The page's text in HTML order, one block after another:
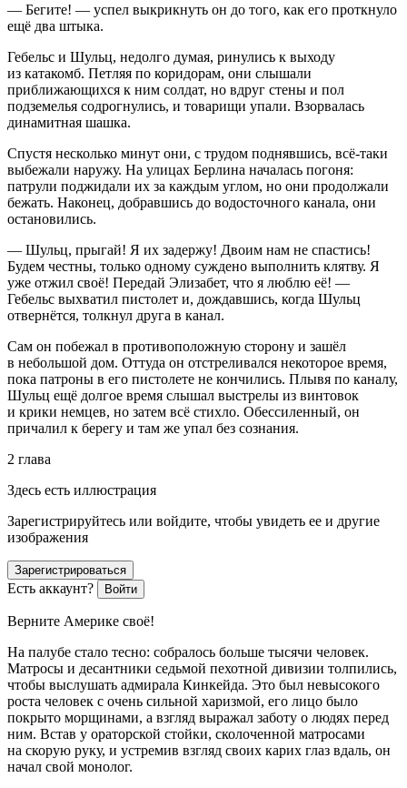
— Бегите! — успел выкрикнуть он до того, как его проткнуло
ещё два штыка.
Гебельс и Шульц, недолго думая, ринулись к выходу
из катакомб. Петляя по коридорам, они слышали
приближающихся к ним солдат, но вдруг стены и пол
подземелья содрогнулись, и товарищи упали. Взорвалась
динамитная шашка.
Спустя несколько минут они, с трудом поднявшись, всё-таки
выбежали наружу. На улицах Берлина началась погоня:
патрули поджидали их за каждым углом, но они продолжали
бежать. Наконец, добравшись до водосточного канала, они
остановились.
— Шульц, прыгай! Я их задержу! Двоим нам не спастись!
Будем честны, только одному суждено выполнить клятву. Я
уже отжил своё! Передай Элизабет, что я люблю её! —
Гебельс выхватил пистолет и, дождавшись, когда Шульц
отвернётся, толкнул друга в канал.
Сам он побежал в противоположную сторону и зашёл
в небольшой дом. Оттуда он отстреливался некоторое время,
пока патроны в его пистолете не кончились. Плывя по каналу,
Шульц ещё долгое время слышал выстрелы из винтовок
и крики немцев, но затем всё стихло. Обессиленный, он
причалил к берегу и там же упал без сознания.
2 глава
Здесь есть иллюстрация
Зарегистрируйтесь или войдите, чтобы увидеть ее и другие
изображения
Зарегистрироваться
Есть аккаунт? Войти
Верните Америке своё!
На палубе стало тесно: собралось больше тысячи человек.
Матросы и десантники седьмой пехотной дивизии толпились,
чтобы выслушать адмирала Кинкейда. Это был невысокого
роста человек с очень сильной харизмой, его лицо было
покрыто морщинами, а взгляд выражал заботу о людях перед
ним. Встав у ораторской стойки, сколоченной матросами
на скорую руку, и устремив взгляд своих карих глаз вдаль, он
начал свой монолог.